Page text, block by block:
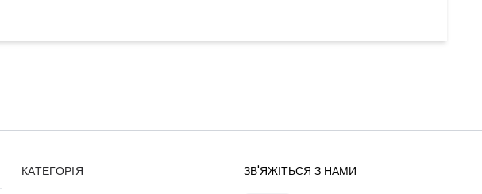
КАТЕГОРІЯ
ЗВ'ЯЖІТЬСЯ З НАМИ